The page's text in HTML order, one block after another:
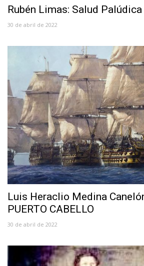
Rubén Limas: Salud
30 de abril de 2022
Luis Heraclio Medina
PUERTO CABELLO
30 de abril de 2022